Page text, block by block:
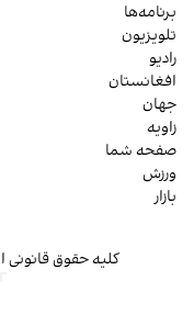
برنامه‌ها
تلویزیون
رادیو
افغانستان
جهان
زاویه
صفحه شما
ورزش
بازار
کلیه حقوق